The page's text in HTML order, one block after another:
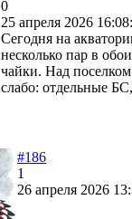
0
25 апреля 2026
Сегодня на
несколько пар в
чайки. Над
слабо: отдельные
#186
1
26 апреля 2026